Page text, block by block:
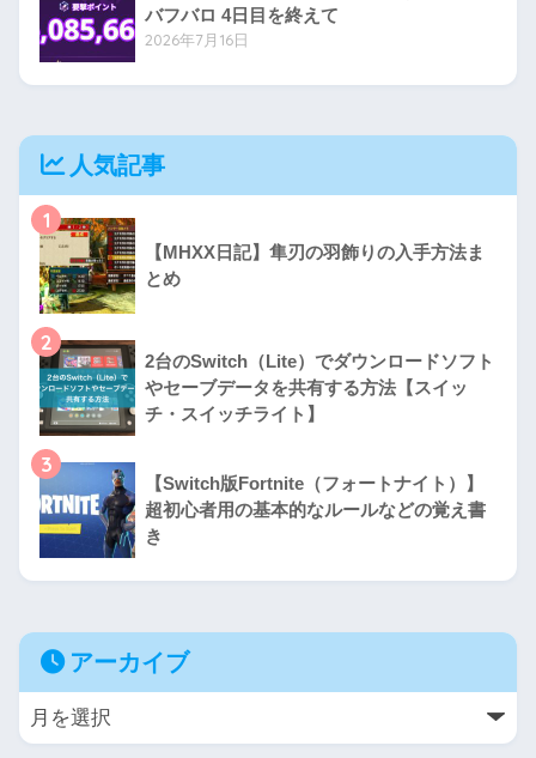
バフバロ 4日目を終えて
2026年7月16日
人気記事
1
【MHXX日記】隼刃の羽飾りの入手方法ま
とめ
2
2台のSwitch（Lite）でダウンロードソフト
やセーブデータを共有する方法【スイッ
チ・スイッチライト】
3
【Switch版Fortnite（フォートナイト）】
超初心者用の基本的なルールなどの覚え書
き
アーカイブ